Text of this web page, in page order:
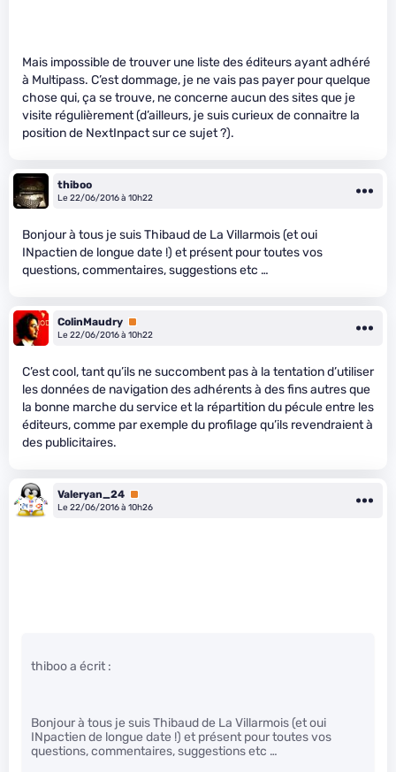
Mais impossible de trouver une liste des éditeurs ayant adhéré
à Multipass. C’est dommage, je ne vais pas payer pour quelque
chose qui, ça se trouve, ne concerne aucun des sites que je
visite régulièrement (d’ailleurs, je suis curieux de connaitre la
position de NextInpact sur ce sujet ?).
thiboo
Le 22/06/2016 à 10h22
Bonjour à tous je suis Thibaud de La Villarmois (et oui
INpactien de longue date !) et présent pour toutes vos
questions, commentaires, suggestions etc …
ColinMaudry Premium
Le 22/06/2016 à 10h22
C’est cool, tant qu’ils ne succombent pas à la tentation d’utiliser
les données de navigation des adhérents à des fins autres que
la bonne marche du service et la répartition du pécule entre les
éditeurs, comme par exemple du profilage qu’ils revendraient à
des publicitaires.
Valeryan_24 Premium
Le 22/06/2016 à 10h26
thiboo a écrit :
Bonjour à tous je suis Thibaud de La Villarmois (et oui
INpactien de longue date !) et présent pour toutes vos
questions, commentaires, suggestions etc …